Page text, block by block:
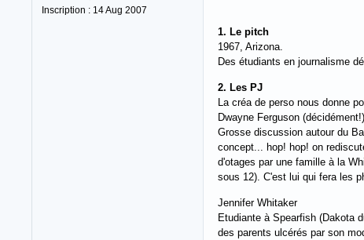
Inscription : 14 Aug 2007
1. Le pitch
1967, Arizona.
Des étudiants en journalisme
2. Les PJ
La créa de perso nous donne
Dwayne Ferguson
Grosse discussion autour du
concept... hop! hop! on
d'otages par une famille à la
sous 12). C'est lui qui fera les
Jennifer Whitaker
Etudiante à Spearfish (Dakota
des parents ulcérés par son